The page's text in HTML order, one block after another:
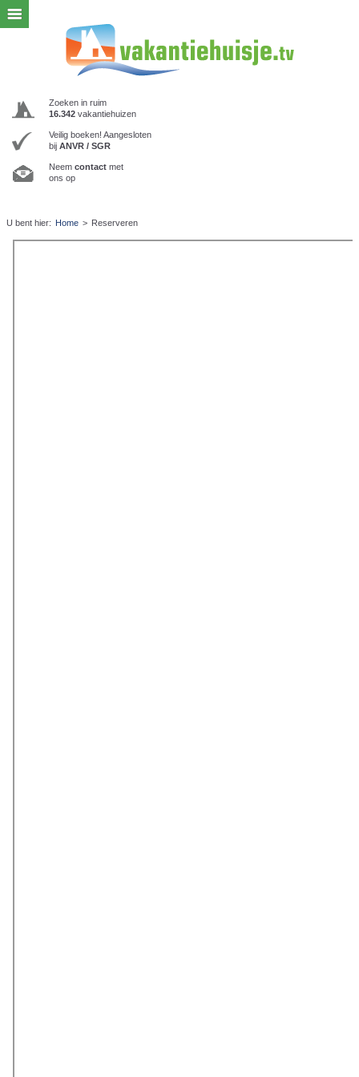
Zoeken in ruim
16.342 vakantiehuizen
Veilig boeken! Aangesloten
bij ANVR / SGR
Neem contact met
ons op
U bent hier: Home > Reserveren